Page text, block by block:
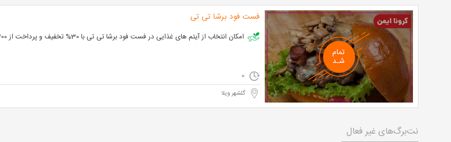
فست فود برشا تی تی
امکان انتخاب از آیتم های غذایی در فست فود برشا تی تی با 30% تخفیف و پرداخت از 153,300 تومان
0
گلشهر ویلا
نت‌برگ‌های غیر فعال